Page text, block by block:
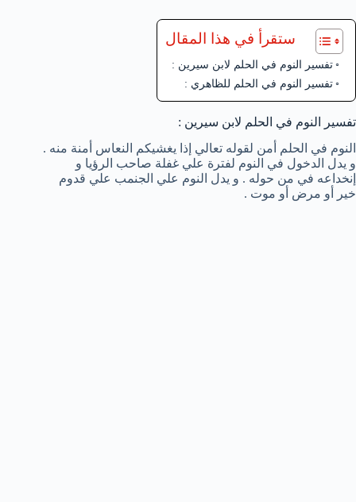
ستقرأ في هذا المقال
تفسير النوم في الحلم لابن سيرين :
تفسير النوم في الحلم للظاهري :
تفسير النوم في الحلم لابن سيرين :
النوم في الحلم أمن لقوله تعالي إذا يغشيكم النعاس أمنة منه .
و يدل الدخول في النوم لفترة علي غفلة صاحب الرؤيا و
إنخداعه في من حوله . و يدل النوم علي الجنمب علي قدوم
خير أو مرض أو موت .